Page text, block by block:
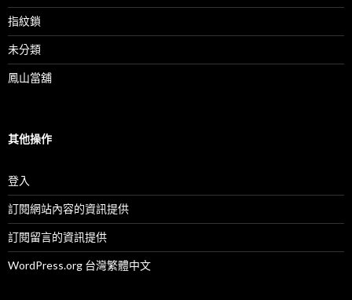
指紋鎖
未分類
鳳山當舖
其他操作
登入
訂閱網站內容的資訊提供
訂閱留言的資訊提供
WordPress.org 台灣繁體中文